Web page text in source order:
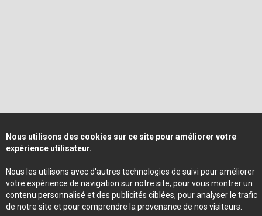
Nous utilisons des cookies sur ce site pour améliorer votre
expérience utilisateur.
Nous les utilisons avec d'autres technologies de suivi pour améliorer
votre expérience de navigation sur notre site, pour vous montrer un
contenu personnalisé et des publicités ciblées, pour analyser le trafic
de notre site et pour comprendre la provenance de nos visiteurs.